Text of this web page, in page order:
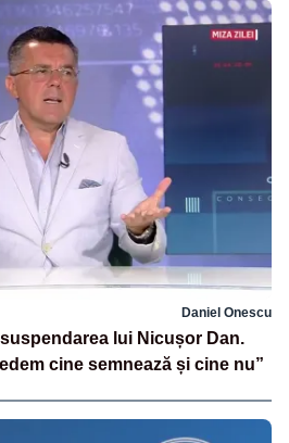
Daniel Onescu
lui Nicușor Dan.
cine semnează și cine nu”